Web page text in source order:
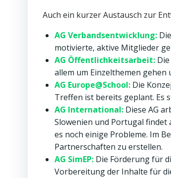
Auch ein kurzer Austausch zur
AG Verbandsentwicklung:
motivierte, aktive Mitglieder
AG Öffentlichkeitsarbeit:
allem um Einzelthemen gehen
AG Europe@School: Die
Treffen ist bereits geplant. Es
AG International: Diese AG
Slowenien und Portugal findet
es noch einige Probleme. Im
Partnerschaften zu erstellen.
AG SimEP: Die Förderung für
Vorbereitung der Inhalte für